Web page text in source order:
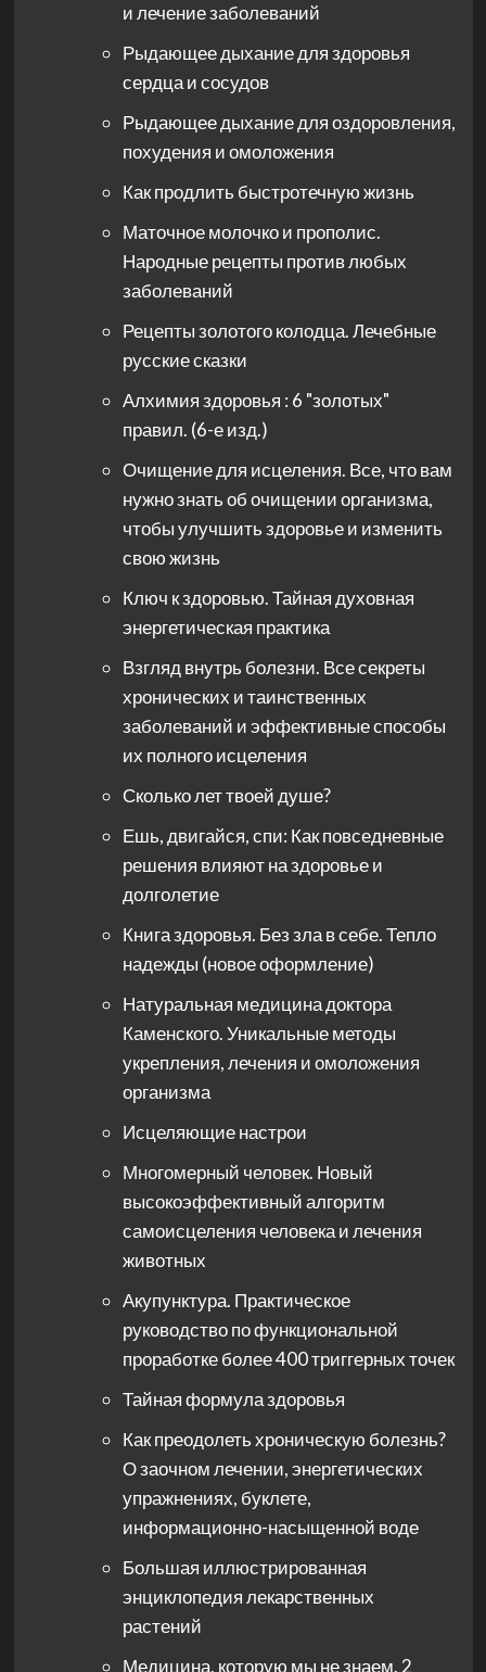
и лечение заболеваний
Рыдающее дыхание для здоровья
сердца и сосудов
Рыдающее дыхание для оздоровления,
похудения и омоложения
Как продлить быстротечную жизнь
Маточное молочко и прополис.
Народные рецепты против любых
заболеваний
Рецепты золотого колодца. Лечебные
русские сказки
Алхимия здоровья : 6 "золотых"
правил. (6-е изд.)
Очищение для исцеления. Все, что вам
нужно знать об очищении организма,
чтобы улучшить здоровье и изменить
свою жизнь
Ключ к здоровью. Тайная духовная
энергетическая практика
Взгляд внутрь болезни. Все секреты
хронических и таинственных
заболеваний и эффективные способы
их полного исцеления
Сколько лет твоей душе?
Ешь, двигайся, спи: Как повседневные
решения влияют на здоровье и
долголетие
Книга здоровья. Без зла в себе. Тепло
надежды (новое оформление)
Натуральная медицина доктора
Каменского. Уникальные методы
укрепления, лечения и омоложения
организма
Исцеляющие настрои
Многомерный человек. Новый
высокоэффективный алгоритм
самоисцеления человека и лечения
животных
Акупунктура. Практическое
руководство по функциональной
проработке более 400 триггерных точек
Тайная формула здоровья
Как преодолеть хроническую болезнь?
О заочном лечении, энергетических
упражнениях, буклете,
информационно-насыщенной воде
Большая иллюстрированная
энциклопедия лекарственных
растений
Медицина, которую мы не знаем. 2